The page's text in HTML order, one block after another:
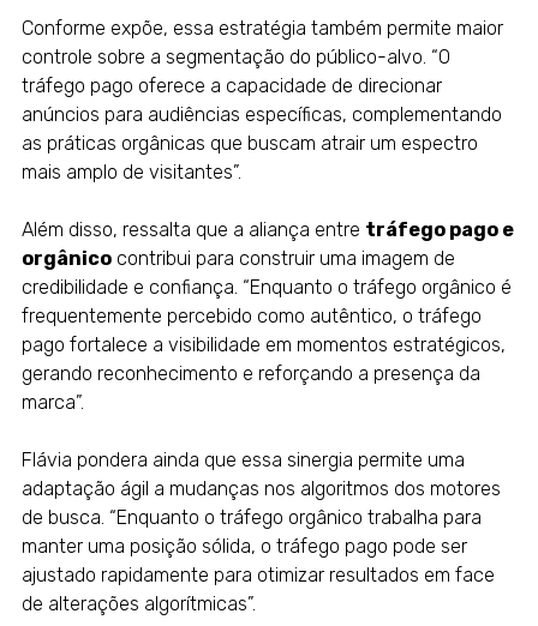
Conforme expõe, essa estratégia também permite maior
controle sobre a segmentação do público-alvo. “O
tráfego pago oferece a capacidade de direcionar
anúncios para audiências específicas, complementando
as práticas orgânicas que buscam atrair um espectro
mais amplo de visitantes”.
Além disso, ressalta que a aliança entre tráfego pago e
orgânicocontribui para construir uma imagem de
credibilidade e confiança. “Enquanto o tráfego orgânico é
frequentemente percebido como autêntico, o tráfego
pago fortalece a visibilidade em momentos estratégicos,
gerando reconhecimento e reforçando a presença da
marca”.
Flávia pondera ainda que essa sinergia permite uma
adaptação ágil a mudanças nos algoritmos dos motores
de busca. “Enquanto o tráfego orgânico trabalha para
manter uma posição sólida, o tráfego pago pode ser
ajustado rapidamente para otimizar resultados em face
de alterações algorítmicas”.